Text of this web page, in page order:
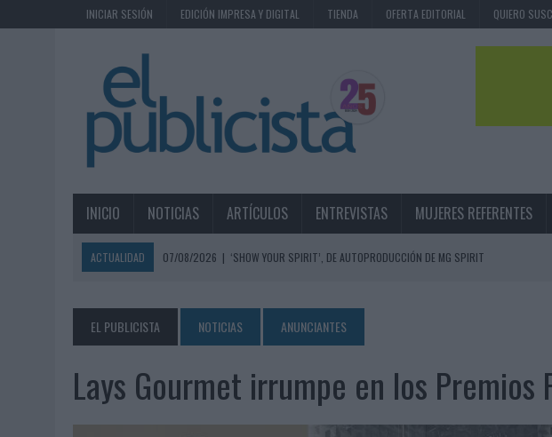
INICIAR SESIÓN EDICIÓN IMPRESA Y DIGITAL TIENDA OFERTA EDITORIAL QUIERO
INICIO NOTICIAS ARTÍCULOS ENTREVISTAS MUJERES REFERENTES
ACTUALIDAD 07/08/2026 | ‘SHOW YOUR SPIRIT’, DE AUTOPRODUCCIÓN DE MG SPIRIT
07/08/2026 | MG SPIRIT RELANZA SU MARCA CON UNA ESTRATEGIA 360º CENTRADA EN EL ORIGEN
07/08/2026
PATRÓN CONVIERTE EL NUEVO SINGLE DE ARÓN PIPER EN UNA EXPERIENCIA DE MARCA EN
07/08/2026
EL VERANO PONE A PRUEBA LA ESTRATEGIA DIGITAL DE LAS MARCAS
VUELING CONVIERTE LOS RECUERDOS EN SOUVENIRS CON IA
EL PUBLICISTA NOTICIAS ANUNCIANTES
Lays Gourmet irrumpe en los Premios